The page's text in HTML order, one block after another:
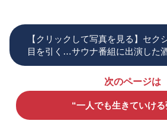
【クリックして写真を見る】セク
目を引く…サウナ番組に出演した
次のページは
“一人でも生きていける